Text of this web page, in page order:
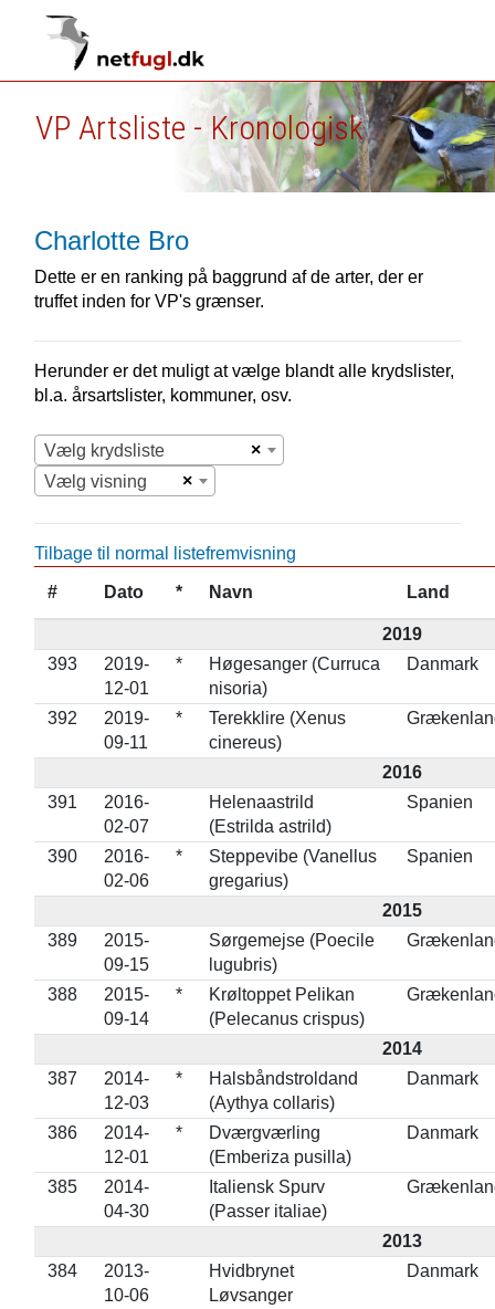
VP Artsliste - Kronologisk
Charlotte Bro
Dette er en ranking på baggrund af de arter, der er
truffet inden for VP's grænser.
Herunder er det muligt at vælge blandt alle krydslister,
bl.a. årsartslister, kommuner, osv.
×
Vælg krydsliste
×
Vælg visning
Tilbage til normal listefremvisning
# Dato * Navn Land
2019
393
2019-
12-01
*
Høgesanger (Curruca
nisoria)
Danmark
392
2019-
09-11
*
Terekklire (Xenus
cinereus)
2016
391
2016-
02-07
Helenaastrild
(Estrilda astrild)
Spanien
390
2016-
02-06
*
Steppevibe (Vanellus
gregarius)
Spanien
2015
389
2015-
09-15
Sørgemejse (Poecile
lugubris)
388
2015-
09-14
*
Krøltoppet Pelikan
(Pelecanus crispus)
2014
387
2014-
12-03
*
Halsbåndstroldand
(Aythya collaris)
Danmark
386
2014-
12-01
*
Dværgværling
(Emberiza pusilla)
Danmark
385
2014-
04-30
Italiensk Spurv
(Passer italiae)
2013
384
2013-
10-06
Hvidbrynet
Løvsanger
Danmark